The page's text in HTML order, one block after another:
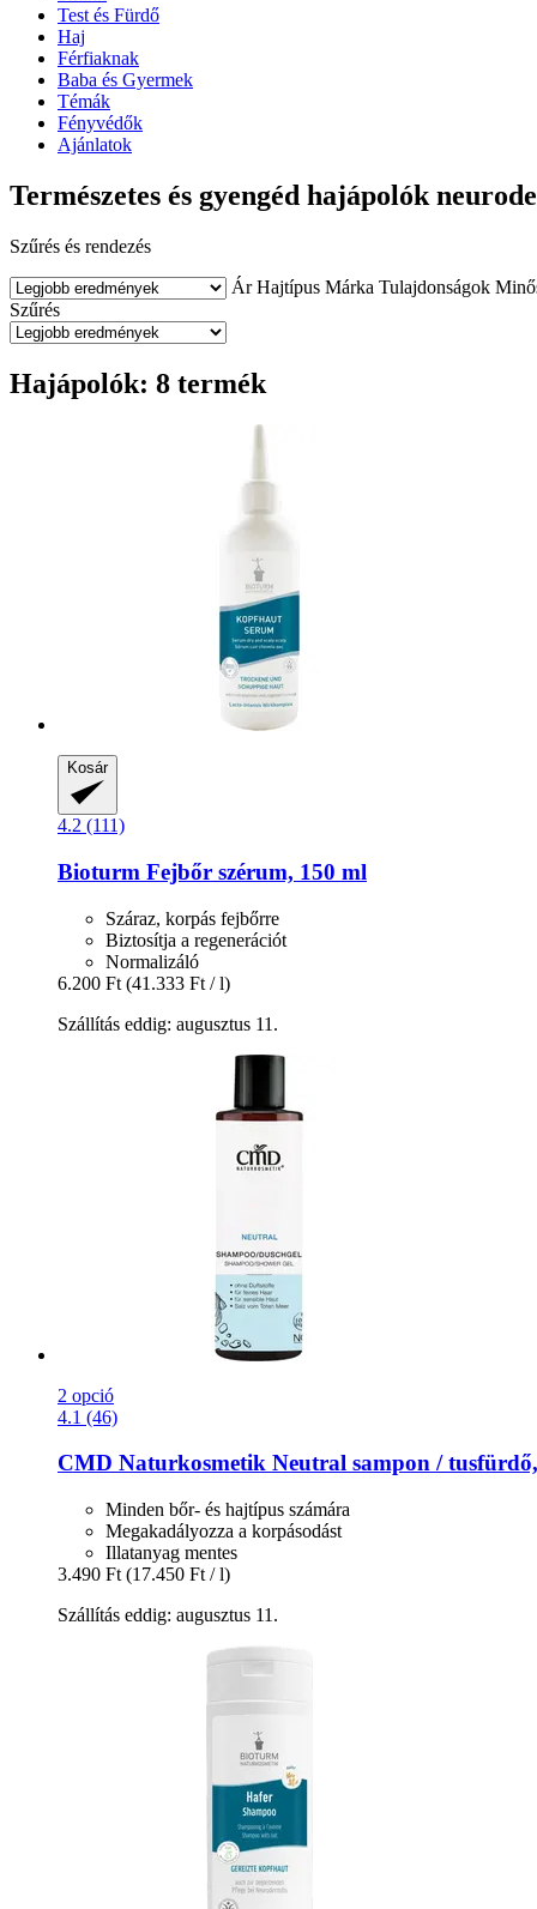
Test és Fürdő
Haj
Férfiaknak
Baba és Gyermek
Témák
Fényvédők
Ajánlatok
Természetes és gyengéd hajápolók
Szűrés és rendezés
Ár Hajtípus Márka Tulajdonságok
Szűrés
Hajápolók: 8 termék
Kosár
4.2 (111)
Bioturm Fejbőr szérum, 150 ml
Száraz, korpás fejbőrre
Biztosítja a regenerációt
Normalizáló
6.200 Ft (41.333 Ft / l)
Szállítás eddig: augusztus 11.
2 opció
4.1 (46)
CMD Naturkosmetik Neutral sampon /
Minden bőr- és hajtípus számára
Megakadályozza a korpásodást
Illatanyag mentes
3.490 Ft (17.450 Ft / l)
Szállítás eddig: augusztus 11.